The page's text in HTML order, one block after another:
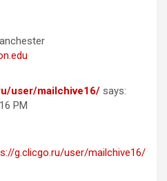
user/mailchive16/ says:
PM
g.clicgo.ru/user/mailchive16/